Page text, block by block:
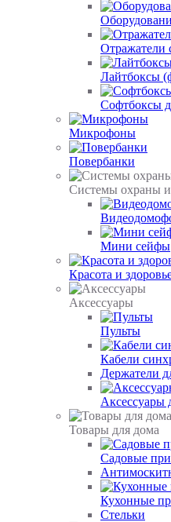
Отражатели
Лайтбоксы
Софтбоксы
Микрофоны
Повербанки
Системы охраны и
Мини сейфы
Красота и
Аксессуары
Пульты
Кабели
Держатели
Аксессуары
Товары для дома
Садовые
Кухонные
Стельки